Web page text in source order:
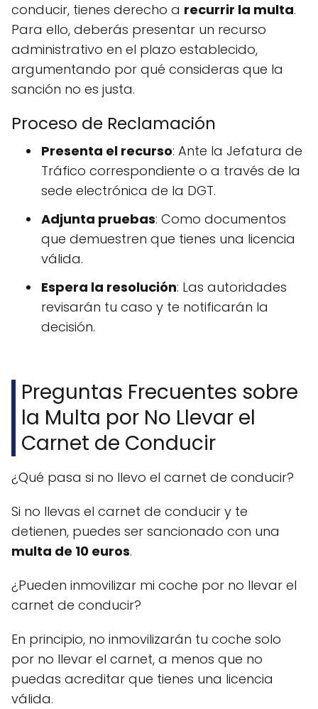
conducir, tienes derecho a recurrir la multa.
Para ello, deberás presentar un recurso
administrativo en el plazo establecido,
argumentando por qué consideras que la
sanción no es justa.
Proceso de Reclamación
Presenta el recurso: Ante la Jefatura de
Tráfico correspondiente o a través de la
sede electrónica de la DGT.
Adjunta pruebas: Como documentos
que demuestren que tienes una licencia
válida.
Espera la resolución: Las autoridades
revisarán tu caso y te notificarán la
decisión.
Preguntas Frecuentes sobre
la Multa por No Llevar el
Carnet de Conducir
¿Qué pasa si no llevo el carnet de conducir?
Si no llevas el carnet de conducir y te
detienen, puedes ser sancionado con una
multa de 10 euros.
¿Pueden inmovilizar mi coche por no llevar el
carnet de conducir?
En principio, no inmovilizarán tu coche solo
por no llevar el carnet, a menos que no
puedas acreditar que tienes una licencia
válida.